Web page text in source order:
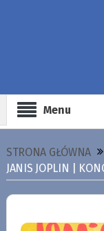
Menu
STRONA GŁÓWNA
JANIS JOPLIN |